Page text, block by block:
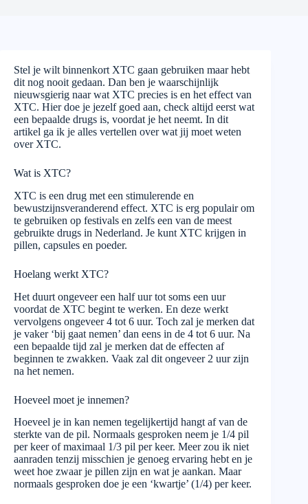
Stel je wilt binnenkort XTC gaan gebruiken maar hebt
dit nog nooit gedaan. Dan ben je waarschijnlijk
nieuwsgierig naar wat XTC precies is en het effect van
XTC. Hier doe je jezelf goed aan, check altijd eerst wat
een bepaalde drugs is, voordat je het neemt. In dit
artikel ga ik je alles vertellen over wat jij moet weten
over XTC.
Wat is XTC?
XTC is een drug met een stimulerende en
bewustzijnsveranderend effect. XTC is erg populair om
te gebruiken op festivals en zelfs een van de meest
gebruikte drugs in Nederland. Je kunt XTC krijgen in
pillen, capsules en poeder.
Hoelang werkt XTC?
Het duurt ongeveer een half uur tot soms een uur
voordat de XTC begint te werken. En deze werkt
vervolgens ongeveer 4 tot 6 uur. Toch zal je merken dat
je vaker ‘bij gaat nemen’ dan eens in de 4 tot 6 uur. Na
een bepaalde tijd zal je merken dat de effecten af
beginnen te zwakken. Vaak zal dit ongeveer 2 uur zijn
na het nemen.
Hoeveel moet je innemen?
Hoeveel je in kan nemen tegelijkertijd hangt af van de
sterkte van de pil. Normaals gesproken neem je 1/4 pil
per keer of maximaal 1/3 pil per keer. Meer zou ik niet
aanraden tenzij misschien je genoeg ervaring hebt en je
weet hoe zwaar je pillen zijn en wat je aankan. Maar
normaals gesproken doe je een ‘kwartje’ (1/4) per keer.